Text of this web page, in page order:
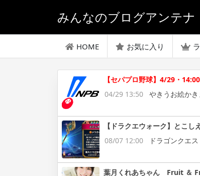
みんなのブログアンテナ
HOME お気に入り
【セパプロ野球】4/29・
04/29 13:50
やきうお絵かき
【ドラクエウォーク】とこ
08/07 12:00
ドラゴンクエ
葉月くれあちゃん Fruit ＆